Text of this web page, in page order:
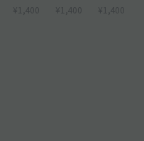
¥1,400 ¥1,400 ¥1,400